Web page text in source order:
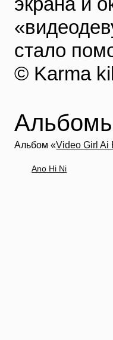
стало
© Karma
Альбом «Video Girl Ai
Ano Hi Ni